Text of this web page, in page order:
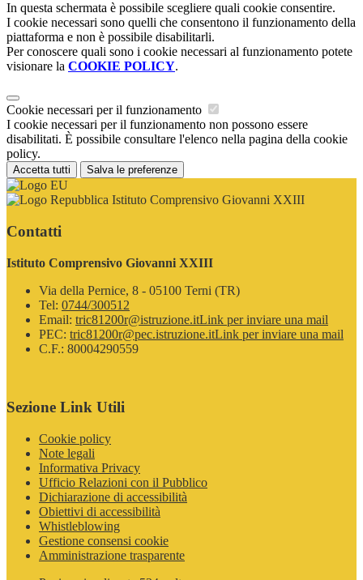
In questa schermata è possibile scegliere quali cookie consentire.
I cookie necessari sono quelli che consentono il funzionamento della
piattaforma e non è possibile disabilitarli.
Per conoscere quali sono i cookie necessari al funzionamento potete
visionare la COOKIE POLICY.
Cookie necessari per il funzionamento
I cookie necessari per il funzionamento non possono essere
disabilitati. È possibile consultare l'elenco nella pagina della cookie
policy.
Accetta tutti Salva le preferenze
Istituto Comprensivo Giovanni XXIII
Contatti
Istituto Comprensivo Giovanni XXIII
Via della Pernice, 8 - 05100 Terni (TR)
Tel: 0744/300512
Email: tric81200r@istruzione.itLink per inviare una mail
PEC: tric81200r@pec.istruzione.itLink per inviare una mail
C.F.: 80004290559
Sezione Link Utili
Cookie policy
Note legali
Informativa Privacy
Ufficio Relazioni con il Pubblico
Dichiarazione di accessibilità
Obiettivi di accessibilità
Whistleblowing
Gestione consensi cookie
Amministrazione trasparente